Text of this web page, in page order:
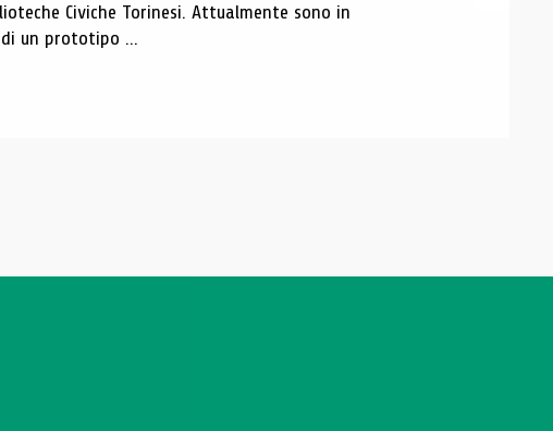
Civiche Torinesi. Attualmente sono in
un prototipo ...